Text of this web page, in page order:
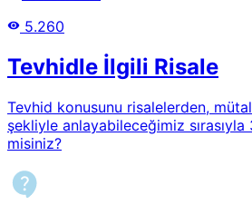
5.260
Tevhidle İlgili Risale
Tevhid konusunu risalelerden,
şekliyle anlayabileceğimiz
misiniz?